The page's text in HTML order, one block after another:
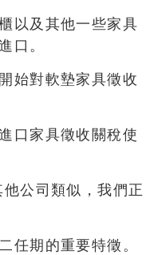
以及其他一些家具
口。
始對軟墊家具徵收
口家具徵收關稅使
公司類似，我們正
任期的重要特徵。